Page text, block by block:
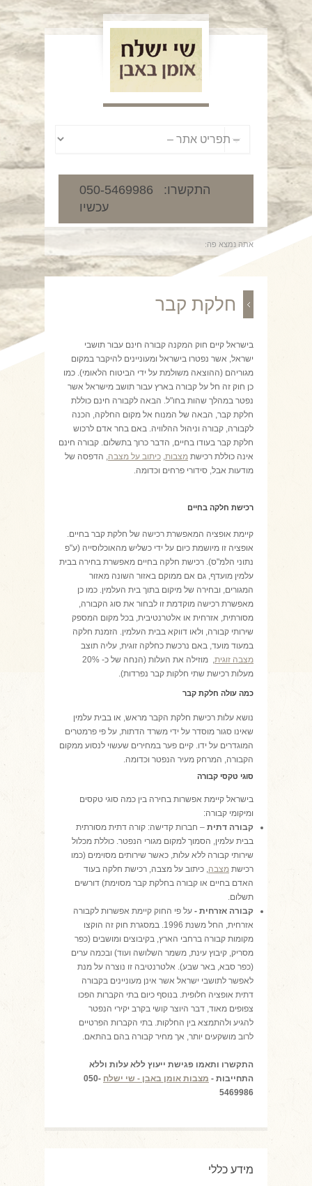
050-5469986 :התקשרו
עכשיו
אתה נמצא פה:
חלקת קבר
בישראל קיים חוק המקנה קבורה חינם עבור תושבי
ישראל, אשר נפטרו בישראל ומעוניינים להיקבר במקום
מגוריהם (ההוצאה משולמת על ידי הביטוח הלאומי). כמו
כן חוק זה חל על קבורה בארץ עבור תושב מישראל אשר
נפטר במהלך שהות בחו"ל. הבאה לקבורה חינם כוללת
חלקת קבר, הבאה של המנוח אל מקום החלקה, הכנה
לקבורה, קבורה וניהול ההלוויה. באם בחר אדם לרכוש
חלקת קבר בעודו בחיים, הדבר כרוך בתשלום. קבורה חינם
אינה כוללת רכישת מצבות, כיתוב על מצבה, הדפסה של
מודעות אבל, סידורי פרחים וכדומה.
רכישת חלקה בחיים
קיימת אופציה המאפשרת רכישה של חלקת קבר בחיים.
אופציה זו מיושמת כיום על ידי כשליש מהאוכלוסייה (ע"פ
נתוני הלמ"ס). רכישת חלקה בחיים מאפשרת בחירה בבית
עלמין מועדף, גם אם ממוקם באזור השונה מאזור
המגורים, ובחירה של מיקום בתוך בית העלמין. כמו כן
מאפשרת רכישה מוקדמת זו לבחור את סוג הקבורה,
מסורתית, אזרחית או אלטרנטיבית, בכל מקום המספק
שירותי קבורה, ולאו דווקא בבית העלמין. הזמנת חלקה
במעוד מועד, באם נרכשת כחלקה זוגית, עליה תוצב
מצבה זוגית
, מוזילה את העלות (הנחה של כ- 20%
מעלות רכישת שתי חלקות קבר נפרדות).
כמה עולה חלקת קבר
נושא עלות רכישת חלקת הקבר מראש, או בבית עלמין
שאינו סגור מוסדר על ידי משרד הדתות, על פי פרמטרים
המוגדרים על ידו. קיים פער במחירים שעשוי לנסוע ממקום
הקבורה, המרחק מעיר הנפטר וכדומה.
סוגי טקסי קבורה
בישראל קיימת אפשרות בחירה בין כמה סוגי טקסים
ומיקומי קבורה:
קבורה דתית – חברות קדישה: קורה דתית מסורתית
בבית עלמין, הסמוך למקום מגורי הנפטר. כוללת מכלול
שירותי קבורה ללא עלות, כאשר שירותים מסוימים (כמו
רכישת מצבה, כיתוב על מצבה, רכישת חלקה בעוד
האדם בחיים או קבורה בחלקת קבר מסוימת) דורשים
תשלום.
קבורה אזרחית - על פי החוק קיימת אפשרות לקבורה
אזרחית, החל משנת 1996. במסגרת חוק זה הוקצו
מקומות קבורה ברחבי הארץ, בקיבוצים ומושבים (כפר
מסריק, קיבוץ עינת, משמר השלושה ועוד) ובכמה ערים
(כפר סבא, באר שבע). אלטרנטיבה זו נוצרה על מנת
לאפשר לתושבי ישראל אשר אינן מעוניינים בקבורה
דתית אופציה חלופית. בנוסף כיום בתי הקברות הפכו
צפופים מאוד, דבר היוצר קושי בקרב יקירי הנפטר
להגיע ולהתמצא בין החלקות. בתי הקברות הפרטיים
לרוב מושקעים יותר, אך מחיר קבורה בהם בהתאם.
התקשרו ותאמו פגישת ייעוץ ללא עלות וללא
התחייבות - מצבות אומן באבן - שי ישלח 050-
5469986
מידע כללי